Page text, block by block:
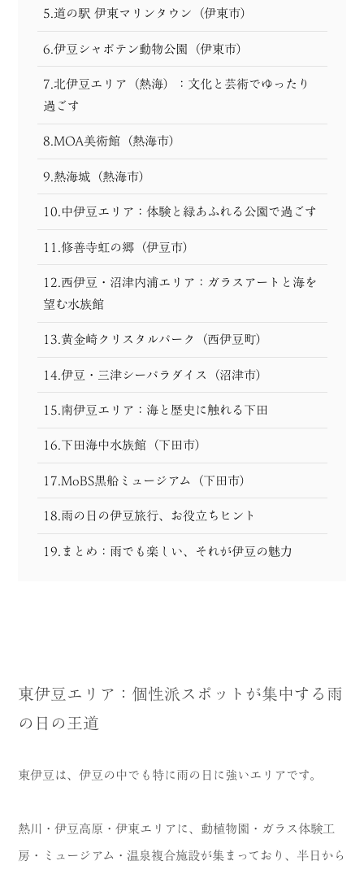
5.道の駅 伊東マリンタウン（伊東市）
6.伊豆シャボテン動物公園（伊東市）
7.北伊豆エリア（熱海）：文化と芸術でゆったり
過ごす
8.MOA美術館（熱海市）
9.熱海城（熱海市）
10.中伊豆エリア：体験と緑あふれる公園で過ごす
11.修善寺虹の郷（伊豆市）
12.西伊豆・沼津内浦エリア：ガラスアートと海を
望む水族館
13.黄金崎クリスタルパーク（西伊豆町）
14.伊豆・三津シーパラダイス（沼津市）
15.南伊豆エリア：海と歴史に触れる下田
16.下田海中水族館（下田市）
17.MoBS黒船ミュージアム（下田市）
18.雨の日の伊豆旅行、お役立ちヒント
19.まとめ：雨でも楽しい、それが伊豆の魅力
東伊豆エリア：個性派スポットが集中する雨
の日の王道
東伊豆は、伊豆の中でも特に雨の日に強いエリアです。
熱川・伊豆高原・伊東エリアに、動植物園・ガラス体験工
房・ミュージアム・温泉複合施設が集まっており、半日から